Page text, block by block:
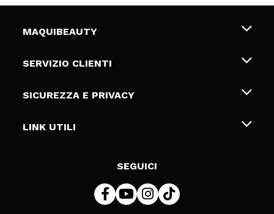
MAQUIBEAUTY
Chi siamo
Gift Cards
SERVIZIO CLIENTI
Spedizioni & Resi
Metodi di pagamamento
SICUREZZA E PRIVACY
Termini e condizioni
LINK UTILI
SEGUICI